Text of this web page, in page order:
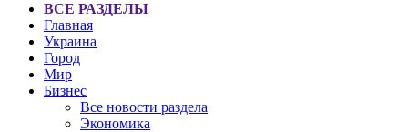
ВСЕ РАЗДЕЛЫ
Главная
Украина
Город
Мир
Бизнес
Все новости раздела
Экономика